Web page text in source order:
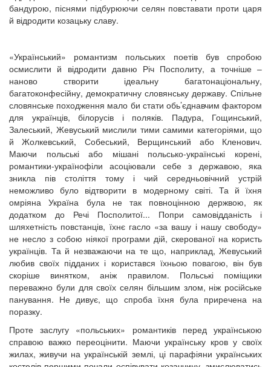
бандурою, піснями підбурюючи селян повставати проти царя
й відродити козацьку славу.
«Український» романтизм польських поетів був спробою
осмислити й відродити давню Річ Посполиту, а точніше –
наново створити ідеальну багатонаціональну,
багатоконфесійну, демократичну словянську державу. Спільне
словянське походження мало би стати обь’єднавчим фактором
для українців, білорусів і поляків. Падура, Гощинський,
Залеський, Жевуський мислили тими самими категоріями, що
й Жолкевський, Собеський, Верщинський або Кленович.
Маючи польські або мішані польсько-українські корені,
романтики-українофіли асоціювали себе з державою, яка
зникла пів століття тому і чий середньовічний устрій
неможливо було відтворити в модерному світі. Та й їхня
омріяна Україна була не так повноцінною держвою, як
додатком до Речі Посполитої... Попри самовідданість і
шляхетність повстанців, їхнє гасло «за вашу і нашу свободу»
не несло з собою ніякої програми дій, скерованої на користь
українців. Та й незважаючи на те що, наприклад, Жевуський
любив своїх підданих і користався їхньою повагою, він був
скоріше винятком, аніж правилом. Польські поміщики
переважно були для своїх селян більшим злом, ніж російське
панування. Не дивує, що спроба їхня була приречена на
поразку.
Проте заслугу «польських» романтиків перед українською
справою важко переоцінити. Маючи українську кров у своїх
жилах, живучи на українській землі, ці парафіяни українських